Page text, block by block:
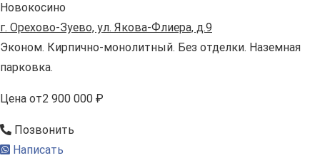
Новокосино
г. Орехово-Зуево, ул. Якова-Флиера, д.9
Эконом. Кирпично-монолитный. Без отделки. Наземная
парковка.
Цена от2 900 000 ₽
Позвонить
Написать